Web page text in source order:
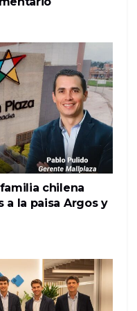
impulsa nuevos
para el retail
pesos la familia
compró 9 centros
y Conconcreto
de 50 % vous
chilena
a la paisa Argos y